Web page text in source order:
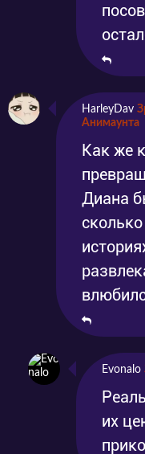
HarleyDav
Анимаунта
Как же
Диана
Evonalo
их